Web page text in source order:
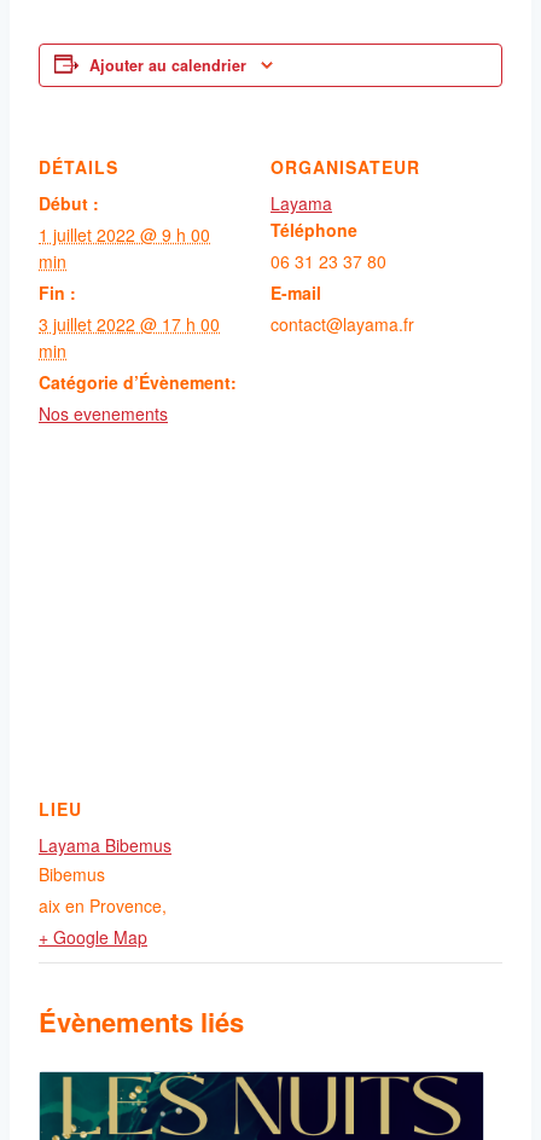
Ajouter au calendrier
DÉTAILS
Début :
1 juillet 2022 @ 9 h 00
min
Fin :
3 juillet 2022 @ 17 h 00
min
Catégorie d’Évènement:
Nos evenements
ORGANISATEUR
Layama
Téléphone
06 31 23 37 80
E-mail
contact@layama.fr
LIEU
Layama Bibemus
Bibemus
aix en Provence,
+ Google Map
Évènements liés